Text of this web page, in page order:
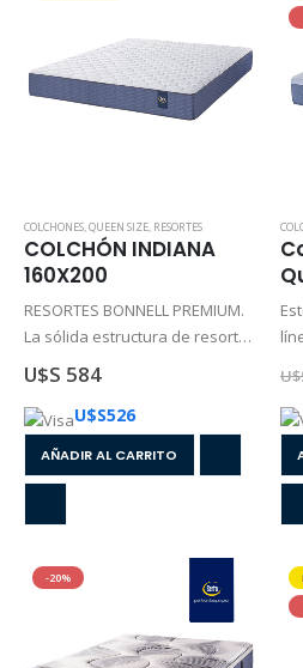
COLCHONES,QUEEN SIZE, RESORTES
COLCHÓN INDIANA
160X200
RESORTES BONNELL PREMIUM.
La sólida estructura de resortes
bonnell confieren al colchón
Indiana óptimo soporte y
,mayor duración. Total edge
foam encasement. La
U$S 584
U$S526
AÑADIR AL CARRITO
-20%